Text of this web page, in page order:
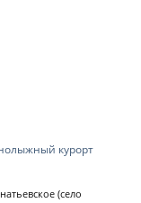
курорт
(село